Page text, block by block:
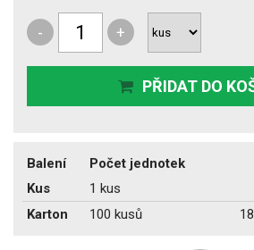
- +
PŘIDAT DO
Balení Počet jednotek
Kus
1 kus
Karton
100 kusů